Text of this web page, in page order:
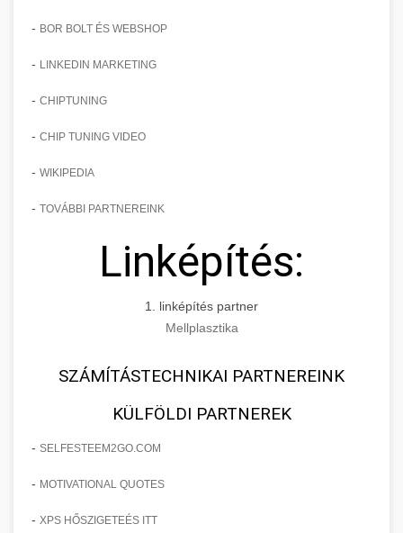
- BOR BOLT ÉS WEBSHOP
- LINKEDIN MARKETING
- CHIPTUNING
- CHIP TUNING VIDEO
- WIKIPEDIA
- TOVÁBBI PARTNEREINK
Linképítés:
1. linképítés partner
Mellplasztika
SZÁMÍTÁSTECHNIKAI PARTNEREINK
KÜLFÖLDI PARTNEREK
- SELFESTEEM2GO.COM
- MOTIVATIONAL QUOTES
- XPS HŐSZIGETEÉS ITT